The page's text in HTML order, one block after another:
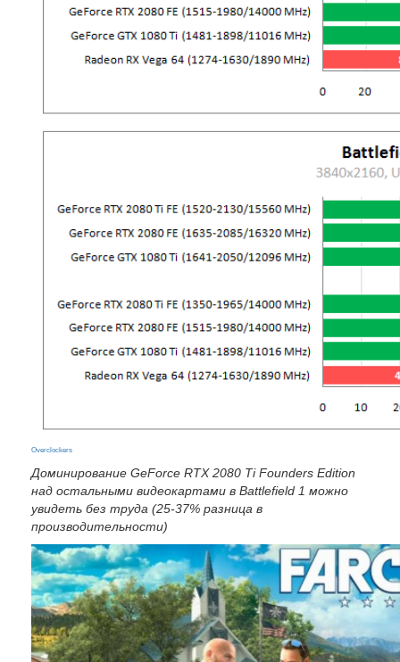
Overclockers
Доминирование GeForce RTX 2080 Ti Founders Edition
над остальными видеокартами в Battlefield 1 можно
увидеть без труда (25-37% разница в
производительности)